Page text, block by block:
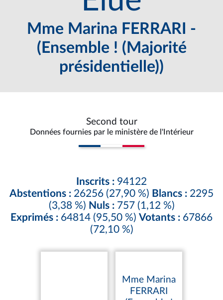
Mme Marina FERRARI -
(Ensemble ! (Majorité
présidentielle))
Second tour
Données fournies par le ministère de l'Intérieur
Inscrits : 94122
Abstentions : 26256 (27,90 %) Blancs : 2295
(3,38 %) Nuls :757 (1,12 %)
Exprimés : 64814 (95,50 %) Votants : 67866
(72,10 %)
Mme Marina
FERRARI